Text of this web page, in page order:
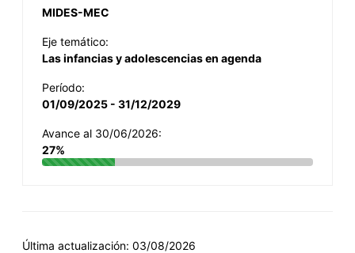
MIDES-MEC
Eje temático:
Las infancias y adolescencias en agenda
Período:
01/09/2025 - 31/12/2029
Avance al 30/06/2026:
27%
Última actualización: 03/08/2026